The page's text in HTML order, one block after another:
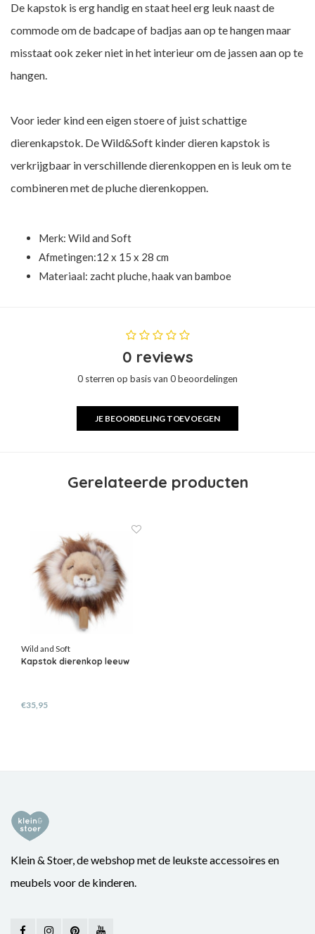
De kapstok is erg handig en staat heel erg leuk naast de
commode om de badcape of badjas aan op te hangen maar
misstaat ook zeker niet in het interieur om de jassen aan op te
hangen.
Voor ieder kind een eigen stoere of juist schattige
dierenkapstok. De Wild&Soft kinder dieren kapstok is
verkrijgbaar in verschillende dierenkoppen en is leuk om te
combineren met de pluche dierenkoppen.
Merk: Wild and Soft
Afmetingen:12 x 15 x 28 cm
Materiaal: zacht pluche, haak van bamboe
0 reviews
0 sterren op basis van 0 beoordelingen
JE BEOORDELING TOEVOEGEN
Gerelateerde producten
Wild and Soft
Kapstok dierenkop leeuw
€35,95
Klein & Stoer, de webshop met de leukste accessoires en
meubels voor de kinderen.